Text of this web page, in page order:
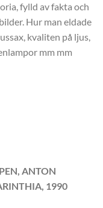
fylld av fakta och
Hur man eldade
kvaliten på ljus,
mm mm
ANTON
1990